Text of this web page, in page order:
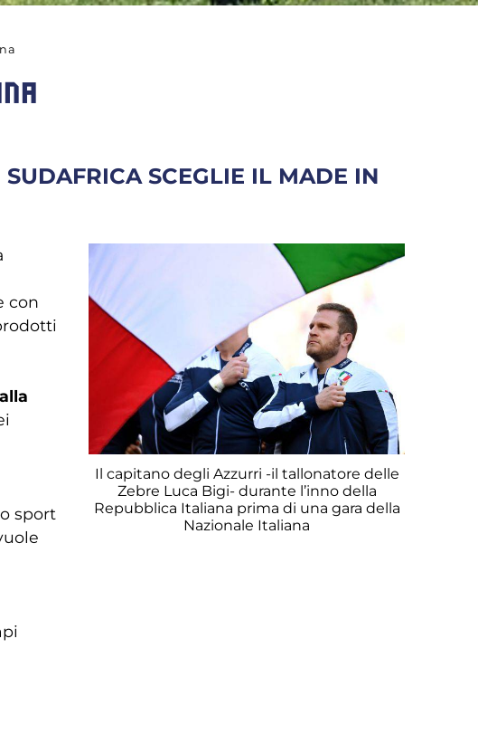
SCEGLIE IL MADE IN
Il capitano degli Azzurri -il tallonatore delle
Zebre Luca Bigi- durante l’inno della
Repubblica Italiana prima di una gara della
Nazionale Italiana
con
sport